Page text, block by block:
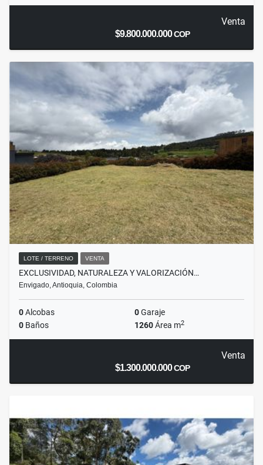
Venta
$9.800.000.000COP
LOTE / TERRENO VENTA
EXCLUSIVIDAD, NATURALEZA Y VALORIZACIÓN…
Envigado, Antioquia, Colombia
0Alcobas 0Garaje
0 Baños 1260Área m2
Venta
$1.300.000.000COP